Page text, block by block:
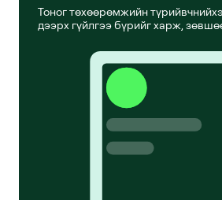
Тоног төхөөрөмжийн
дээрх гүйлгээ бүрийг харж,